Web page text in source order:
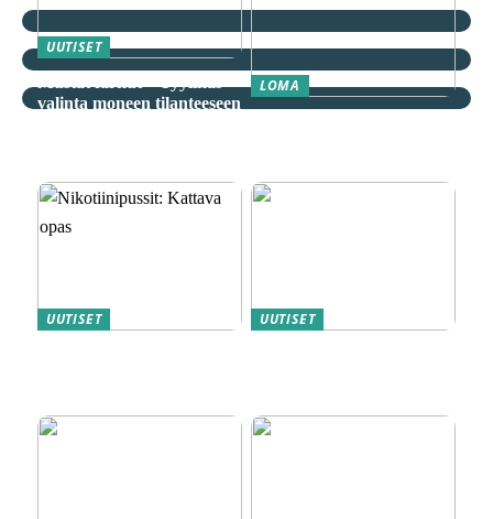
UUTISET
valinta moneen tilanteeseen
LOMA
UUTISET
UUTISET